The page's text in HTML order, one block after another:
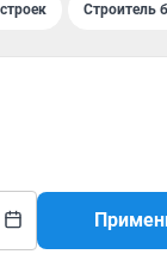
Строитель